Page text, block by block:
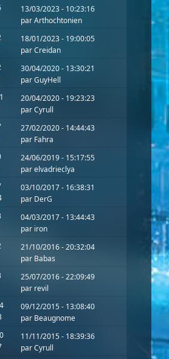
13/03/2023 - 10:23:16
parArthochtonien
18/01/2023 - 19:00:05
parCreidan
30/04/2020 - 13:30:21
parGuyHell
20/04/2020 - 19:23:23
parCyrull
27/02/2020 - 14:44:43
par Fahra
24/06/2019 - 15:17:55
parelvadrieclya
03/10/2017 - 16:38:31
par DerG
04/03/2017 - 13:44:43
par iron
21/10/2016 - 20:32:04
par Babas
25/07/2016 - 22:09:49
par revil
09/12/2015 - 13:08:40
par Beaugnome
11/11/2015 - 18:39:36
parCyrull